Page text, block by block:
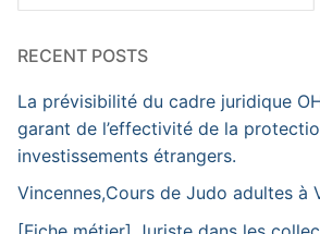
RECENT POSTS
La prévisibilité du cadre juridique
garant de l’effectivité de la
investissements étrangers.
Vincennes,Cours de Judo adultes à